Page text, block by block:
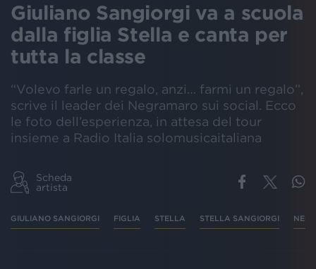
Giuliano Sangiorgi va a scuola
dalla figlia Stella e canta per
tutta la classe
“Volevo farle un regalo, anzi… farmi un regalo”,
scrive il leader dei Negramaro sui social. Ecco
le foto dell’esperienza, in attesa del tour
insieme a Radio Italia solomusicaitaliana
Scheda
artista
GIULIANO SANGIORGI FIGLIA STELLA STELLA SANGIORGI